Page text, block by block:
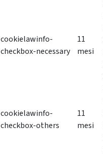
cookielawinfo-
checkbox-necessary
11
mesi
cookielawinfo-
checkbox-others
11
mesi